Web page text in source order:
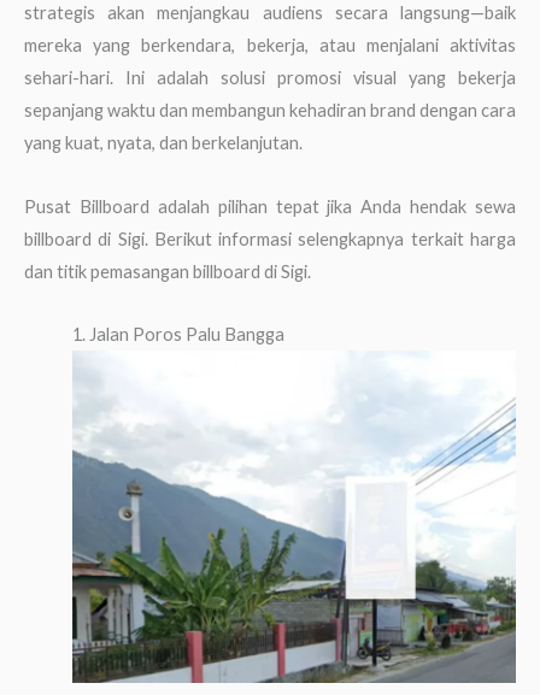
strategis akan menjangkau audiens secara langsung—baik
mereka yang berkendara, bekerja, atau menjalani aktivitas
sehari-hari. Ini adalah solusi promosi visual yang bekerja
sepanjang waktu dan membangun kehadiran brand dengan cara
yang kuat, nyata, dan berkelanjutan.
Pusat Billboard adalah pilihan tepat jika Anda hendak sewa
billboard di Sigi. Berikut informasi selengkapnya terkait harga
dan titik pemasangan billboard di Sigi.
1. Jalan Poros Palu Bangga